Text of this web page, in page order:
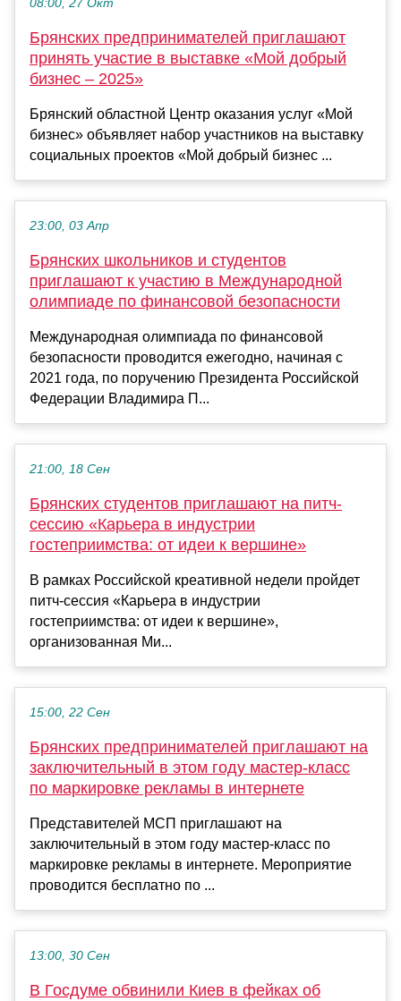
08:00, 27 Окт
Брянских предпринимателей приглашают
принять участие в выставке «Мой добрый
бизнес – 2025»
Брянский областной Центр оказания услуг «Мой
бизнес» объявляет набор участников на выставку
социальных проектов «Мой добрый бизнес ...
23:00, 03 Апр
Брянских школьников и студентов
приглашают к участию в Международной
олимпиаде по финансовой безопасности
Международная олимпиада по финансовой
безопасности проводится ежегодно, начиная с
2021 года, по поручению Президента Российской
Федерации Владимира П...
21:00, 18 Сен
Брянских студентов приглашают на питч-
сессию «Карьера в индустрии
гостеприимства: от идеи к вершине»
В рамках Российской креативной недели пройдет
питч-сессия «Карьера в индустрии
гостеприимства: от идеи к вершине»,
организованная Ми...
15:00, 22 Сен
Брянских предпринимателей приглашают на
заключительный в этом году мастер-класс
по маркировке рекламы в интернете
Представителей МСП приглашают на
заключительный в этом году мастер-класс по
маркировке рекламы в интернете. Мероприятие
проводится бесплатно по ...
13:00, 30 Сен
В Госдуме обвинили Киев в фейках об